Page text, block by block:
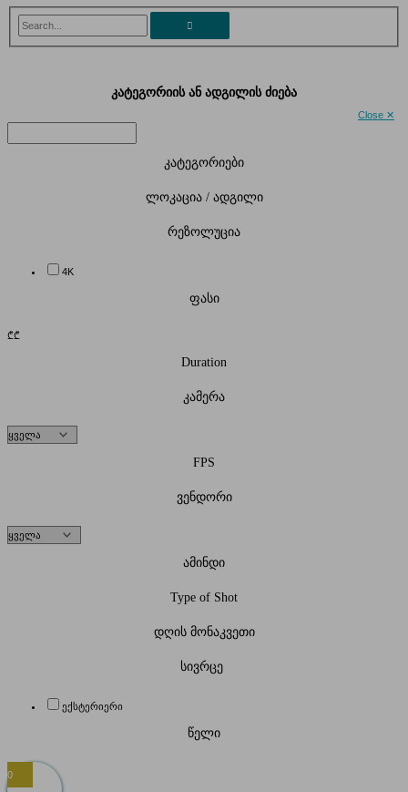
Search...
Close ✕
კატეგორიის ან ადგილის ძიება
კატეგორიები
ლოკაცია / ადგილი
რეზოლუცია
4K
ფასი
₾₾
Duration
კამერა
FPS
ვენდორი
ამინდი
Type of Shot
დღის მონაკვეთი
სივრცე
ექსტერიერი
წელი
0